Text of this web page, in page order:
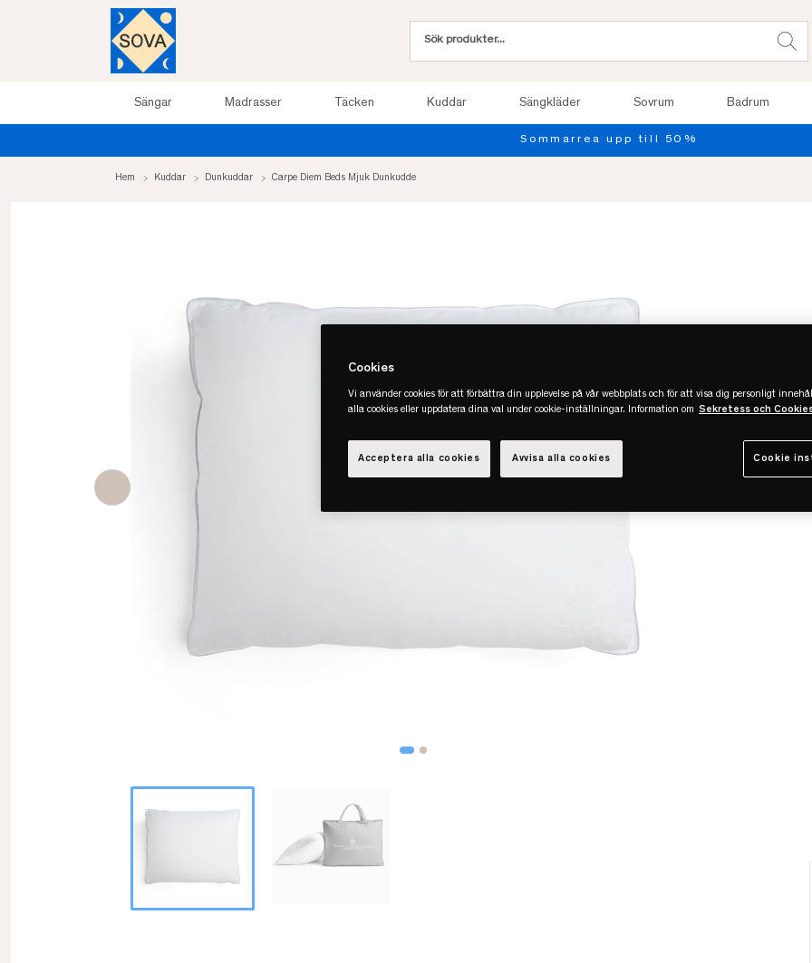
Sängar Madrasser Täcken Kuddar Sängkläder Sovrum Badrum
Sommarrea upp till 50%
Hem Kuddar Dunkuddar Carpe Diem Beds Mjuk Dunkudde
Cookies
Vi använder cookies för att förbättra din upplevelse på vår webbplats och för att visa dig personligt
alla cookies eller uppdatera dina val under cookie-inställningar. Information om Sekretess och
Cookie
Avvisa alla cookies
Acceptera alla cookies